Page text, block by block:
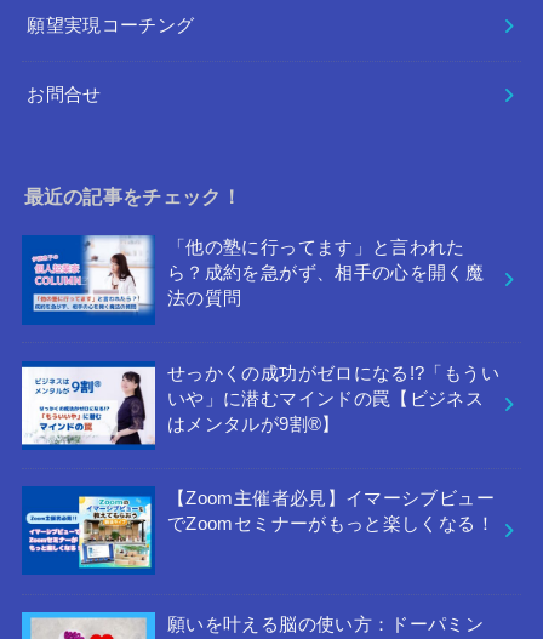
願望実現コーチング
お問合せ
最近の記事をチェック！
「他の塾に行ってます」と言われた
ら？成約を急がず、相手の心を開く魔
法の質問
せっかくの成功がゼロになる!?「もうい
いや」に潜むマインドの罠【ビジネス
はメンタルが9割®︎】
【Zoom主催者必見】イマーシブビュー
でZoomセミナーがもっと楽しくなる！
願いを叶える脳の使い方：ドーパミン